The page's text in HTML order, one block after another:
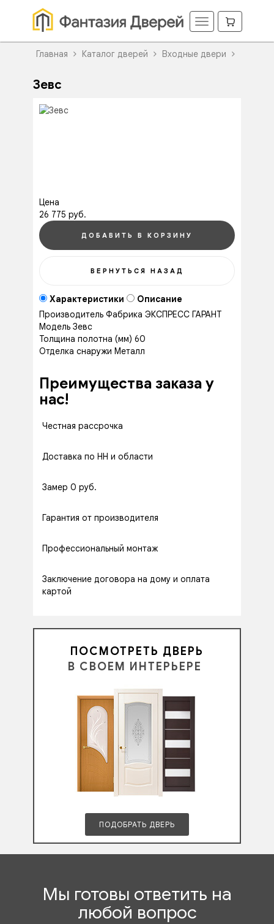
Главная Каталог дверей Входные двери
ПОСМОТРЕТЬ ДВЕРЬ
В СВОЕМ ИНТЕРЬЕРЕ
ПОДОБРАТЬ ДВЕРЬ
Зевс
Цена
26 775 руб.
Характеристики
Описание
Производитель Фабрика ЭКСПРЕСС ГАРАНТ
Модель Зевс
Толщина полотна (мм) 60
Отделка снаружи Металл
Преимущества заказа у
нас!
Честная рассрочка
Доставка по НН и области
Замер 0 руб.
Гарантия от производителя
Профессиональный монтаж
Заключение договора на дому и оплата
картой
Мы готовы ответить на
любой вопрос